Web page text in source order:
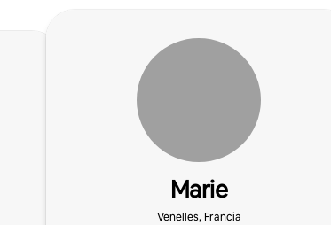
Marie
Venelles, Francia